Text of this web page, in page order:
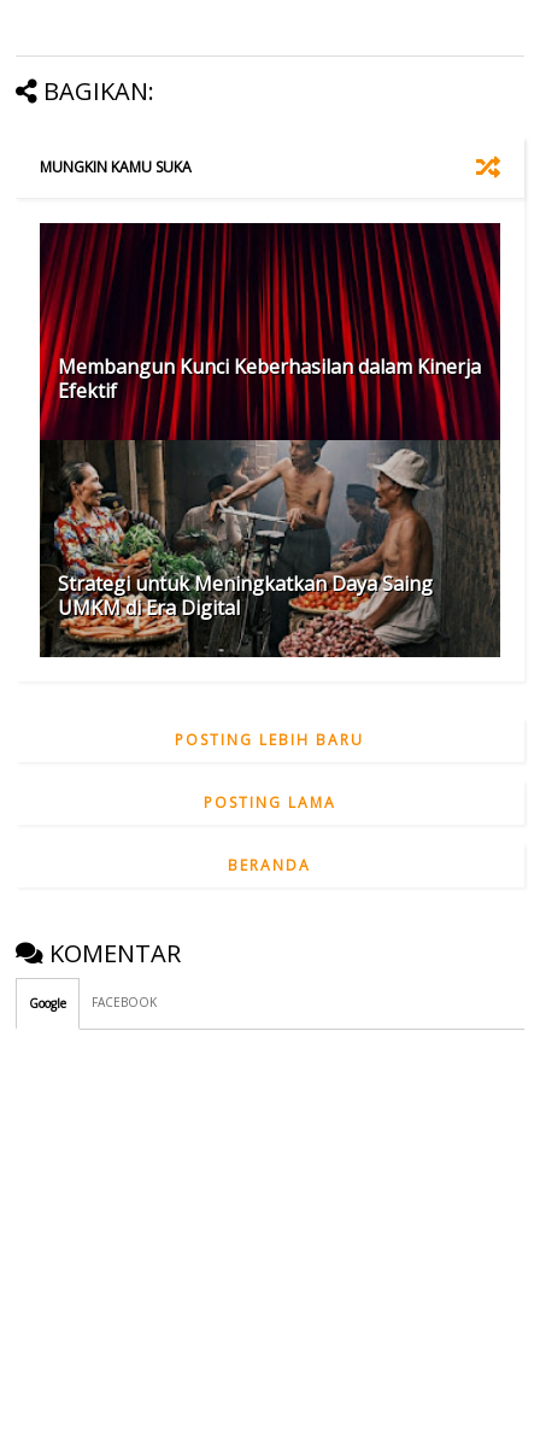
BAGIKAN:
MUNGKIN KAMU SUKA
Membangun Kunci Keberhasilan dalam Kinerja
Efektif
Strategi untuk Meningkatkan Daya Saing
UMKM di Era Digital
POSTING LEBIH BARU
POSTING LAMA
BERANDA
KOMENTAR
Google FACEBOOK